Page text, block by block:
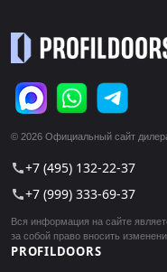
© 2026 Официальный сайт
call+7 (495) 132-22-37
call+7 (999) 333-69-37
Вся информация на сайте
за собой право вносить
PROFILDOORS